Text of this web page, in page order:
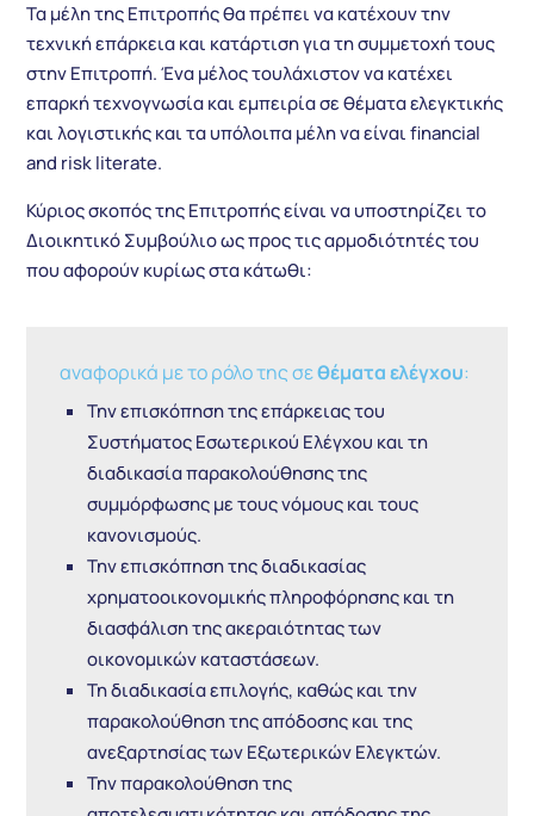
Τα μέλη της Επιτροπής θα πρέπει να κατέχουν την
τεχνική επάρκεια και κατάρτιση για τη συμμετοχή τους
στην Επιτροπή. Ένα μέλος τουλάχιστον να κατέχει
επαρκή τεχνογνωσία και εμπειρία σε θέματα ελεγκτικής
και λογιστικής και τα υπόλοιπα μέλη να είναι financial
and risk literate.
Κύριος σκοπός της Επιτροπής είναι να υποστηρίζει το
Διοικητικό Συμβούλιο ως προς τις αρμοδιότητές του
που αφορούν κυρίως στα κάτωθι:
αναφορικά με το ρόλο της σεθέματα ελέγχου:
Την επισκόπηση της επάρκειας του
Συστήματος Εσωτερικού Ελέγχου και τη
διαδικασία παρακολούθησης της
συμμόρφωσης με τους νόμους και τους
κανονισμούς.
Την επισκόπηση της διαδικασίας
χρηματοοικονομικής πληροφόρησης και τη
διασφάλιση της ακεραιότητας των
οικονομικών καταστάσεων.
Τη διαδικασία επιλογής, καθώς και την
παρακολούθηση της απόδοσης και της
ανεξαρτησίας των Εξωτερικών Ελεγκτών.
Την παρακολούθηση της